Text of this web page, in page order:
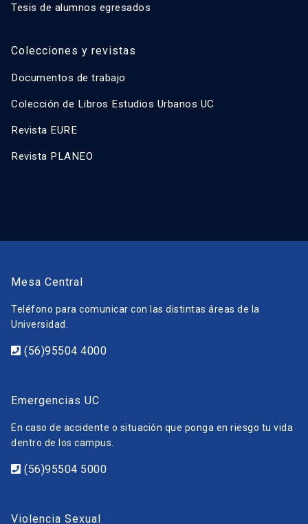
Tesis de alumnos egresados
Colecciones y revistas
Documentos de trabajo
Colección de Libros Estudios Urbanos UC
Revista EURE
Revista PLANEO
Mesa Central
Teléfono para comunicar con las distintas áreas de la
Universidad.
(56)95504 4000
Emergencias UC
En caso de accidente o situación que ponga en riesgo tu vida
dentro de los campus.
(56)95504 5000
Violencia Sexual